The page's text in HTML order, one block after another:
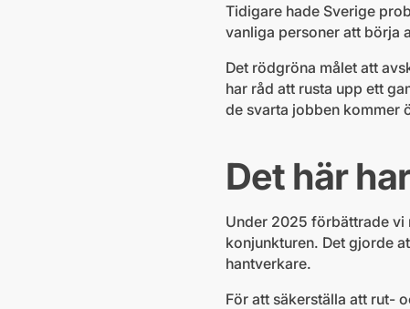
Tidigare hade Sverige
vanliga personer att börja
Det rödgröna målet att
har råd att rusta upp ett
de svarta jobben kommer
Det här
Under 2025 förbättrade vi
konjunkturen. Det gjorde
hantverkare.
För att säkerställa att rut-